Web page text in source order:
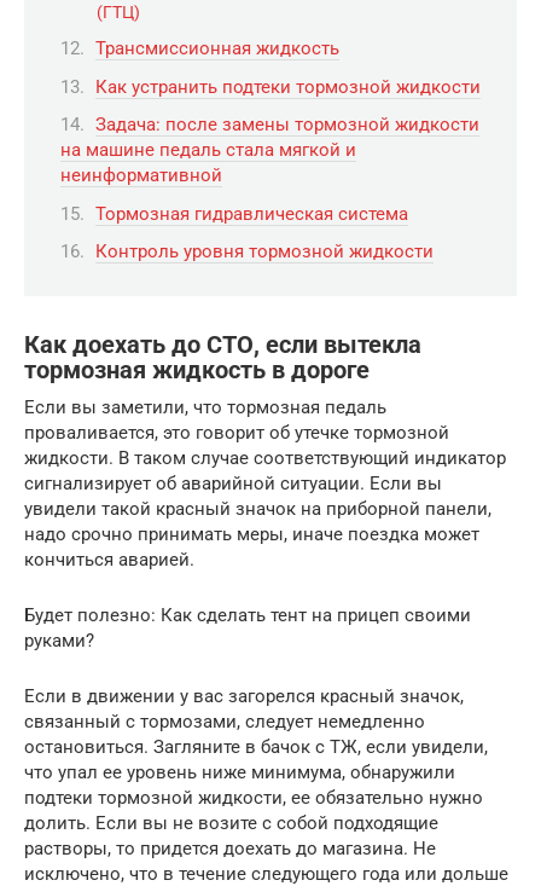
(ГТЦ)
Трансмиссионная жидкость
Как устранить подтеки тормозной жидкости
Задача: после замены тормозной жидкости
на машине педаль стала мягкой и
неинформативной
Тормозная гидравлическая система
Контроль уровня тормозной жидкости
Как доехать до СТО, если вытекла
тормозная жидкость в дороге
Если вы заметили, что тормозная педаль
проваливается, это говорит об утечке тормозной
жидкости. В таком случае соответствующий индикатор
сигнализирует об аварийной ситуации. Если вы
увидели такой красный значок на приборной панели,
надо срочно принимать меры, иначе поездка может
кончиться аварией.
Будет полезно: Как сделать тент на прицеп своими
руками?
Если в движении у вас загорелся красный значок,
связанный с тормозами, следует немедленно
остановиться. Загляните в бачок с ТЖ, если увидели,
что упал ее уровень ниже минимума, обнаружили
подтеки тормозной жидкости, ее обязательно нужно
долить. Если вы не возите с собой подходящие
растворы, то придется доехать до магазина. Не
исключено, что в течение следующего года или дольше